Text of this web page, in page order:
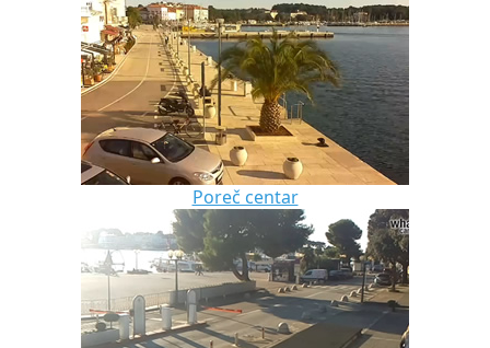
Poreč centar